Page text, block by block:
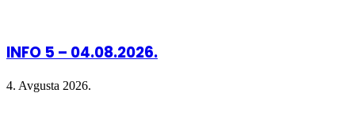
INFO 5 – 04.08.2026.
4. Avgusta 2026.